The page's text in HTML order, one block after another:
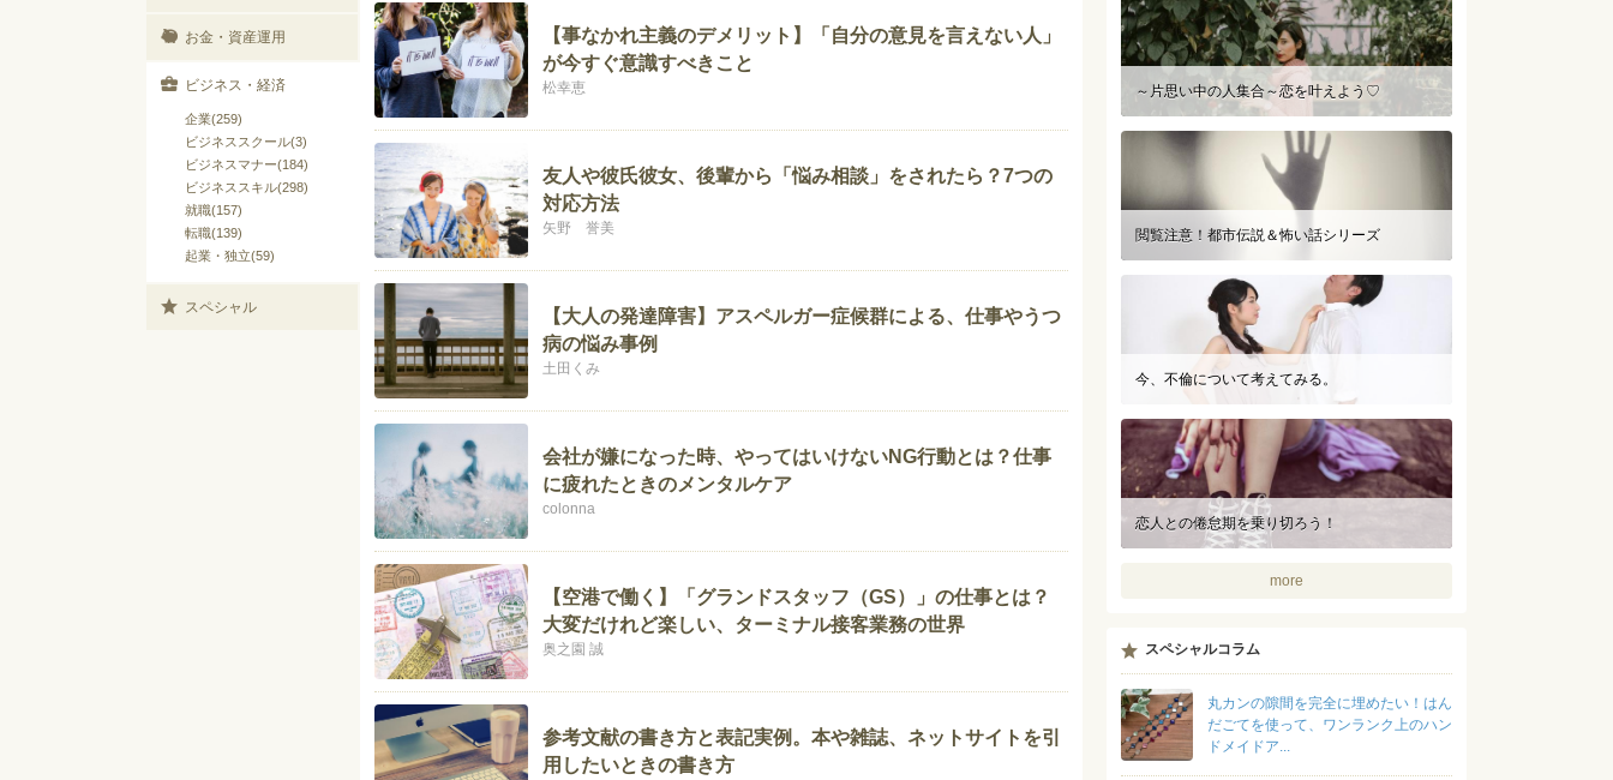
お金・資産運用
ビジネス・経済
企業(259)
ビジネススクール(3)
ビジネスマナー(184)
ビジネススキル(298)
就職(157)
転職(139)
起業・独立(59)
スペシャル
【事なかれ主義のデメリット】「自分の意見を言えない人」
が今すぐ意識すべきこと
松幸恵
友人や彼氏彼女、後輩から「悩み相談」をされたら？7つの
対応方法
矢野 誉美
【大人の発達障害】アスペルガー症候群による、仕事やうつ
病の悩み事例
土田くみ
会社が嫌になった時、やってはいけないNG行動とは？仕事
に疲れたときのメンタルケア
colonna
【空港で働く】「グランドスタッフ（GS）」の仕事とは？
大変だけれど楽しい、ターミナル接客業務の世界
奥之園 誠
参考文献の書き方と表記実例。本や雑誌、ネットサイトを引
用したいときの書き方
～片思い中の人集合～恋を叶えよう♡
閲覧注意！都市伝説＆怖い話シリーズ
今、不倫について考えてみる。
恋人との倦怠期を乗り切ろう！
more
スペシャルコラム
丸カンの隙間を完全に埋めたい！はん
だごてを使って、ワンランク上のハン
ドメイドア...